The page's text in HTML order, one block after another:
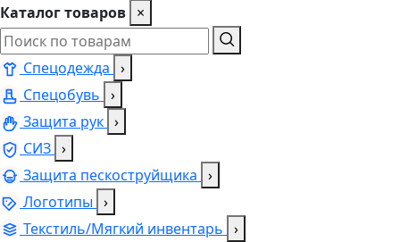
Каталог товаров ×
Спецодежда ›
Спецобувь ›
Защита рук ›
СИЗ ›
Защита пескоструйщика ›
Логотипы ›
Текстиль/Мягкий инвентарь ›